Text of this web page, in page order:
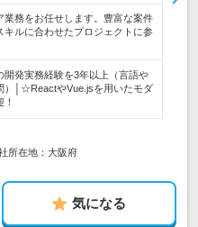
務をお任せします。豊富な案件
キルに合わせたプロジェクトに参
開発実務経験を3年以上（言語や
）│☆ReactやVue.jsを用いたモダ
所在地：大阪府
気になる